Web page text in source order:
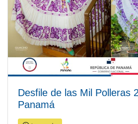
Desfile de las Mil Polleras
Panamá